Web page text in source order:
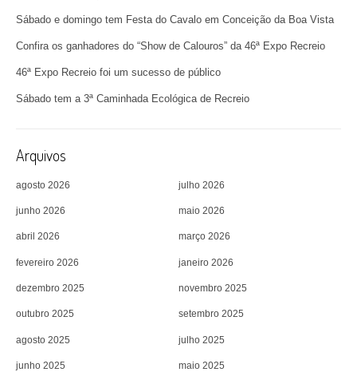
Sábado e domingo tem Festa do Cavalo em Conceição da Boa Vista
Confira os ganhadores do “Show de Calouros” da 46ª Expo Recreio
46ª Expo Recreio foi um sucesso de público
Sábado tem a 3ª Caminhada Ecológica de Recreio
Arquivos
agosto 2026 julho 2026
junho 2026 maio 2026
abril 2026 março 2026
fevereiro 2026 janeiro 2026
dezembro 2025 novembro 2025
outubro 2025 setembro 2025
agosto 2025 julho 2025
junho 2025 maio 2025